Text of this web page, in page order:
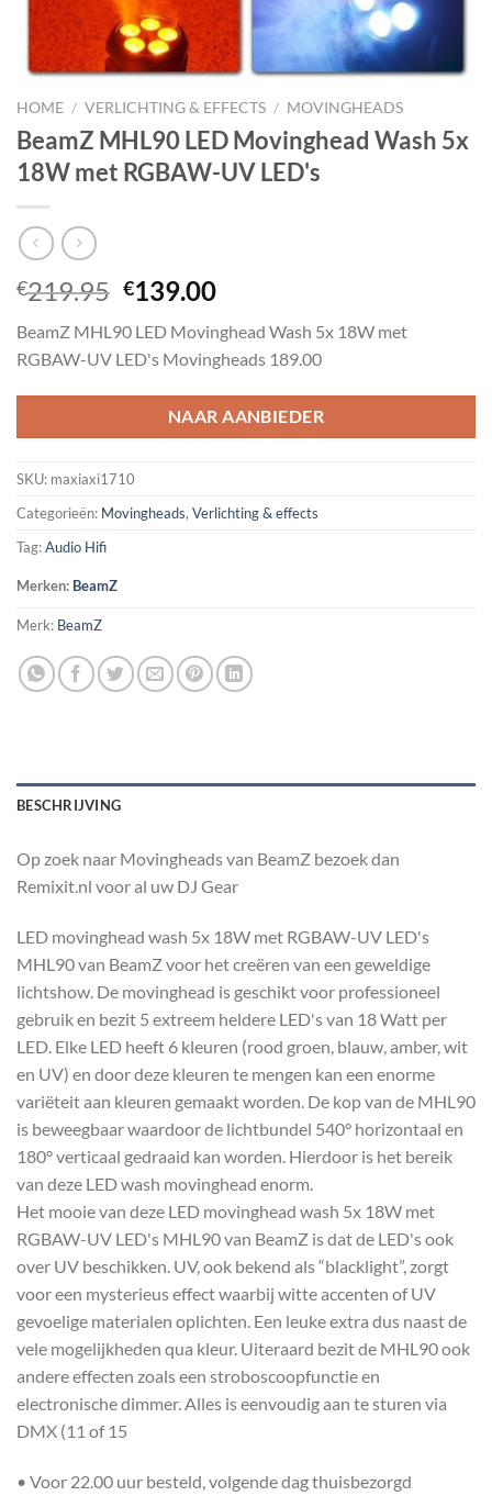
HOME / VERLICHTING & EFFECTS / MOVINGHEADS
BeamZ MHL90 LED Movinghead Wash 5x
18W met RGBAW-UV LED's
€219.95 Oorspronkelijke
was:
€219.95.
€139.00Huidige
is:
€139.00.
BeamZ MHL90 LED Movinghead Wash 5x 18W met
RGBAW-UV LED's Movingheads 189.00
NAAR AANBIEDER
SKU: maxiaxi1710
Categorieën: Movingheads, Verlichting & effects
Tag:Audio Hifi
Merken: BeamZ
Merk: BeamZ
BESCHRIJVING
Op zoek naar Movingheads van BeamZ bezoek dan
Remixit.nl voor al uw DJ Gear
LED movinghead wash 5x 18W met RGBAW-UV LED's
MHL90 van BeamZ voor het creëren van een geweldige
lichtshow. De movinghead is geschikt voor professioneel
gebruik en bezit 5 extreem heldere LED's van 18 Watt per
LED. Elke LED heeft 6 kleuren (rood groen, blauw, amber, wit
en UV) en door deze kleuren te mengen kan een enorme
variëteit aan kleuren gemaakt worden. De kop van de MHL90
is beweegbaar waardoor de lichtbundel 540° horizontaal en
180° verticaal gedraaid kan worden. Hierdoor is het bereik
van deze LED wash movinghead enorm.
Het mooie van deze LED movinghead wash 5x 18W met
RGBAW-UV LED's MHL90 van BeamZ is dat de LED's ook
over UV beschikken. UV, ook bekend als “blacklight”, zorgt
voor een mysterieus effect waarbij witte accenten of UV
gevoelige materialen oplichten. Een leuke extra dus naast de
vele mogelijkheden qua kleur. Uiteraard bezit de MHL90 ook
andere effecten zoals een stroboscoopfunctie en
electronische dimmer. Alles is eenvoudig aan te sturen via
DMX (11 of 15
• Voor 22.00 uur besteld, volgende dag thuisbezorgd